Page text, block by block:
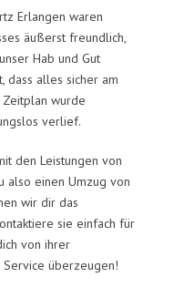
Erlangen waren
äußerst freundlich,
Hab und Gut
alles sicher am
wurde
verlief.
den Leistungen von
also einen Umzug von
wir dir das
sie einfach für
von ihrer
überzeugen!